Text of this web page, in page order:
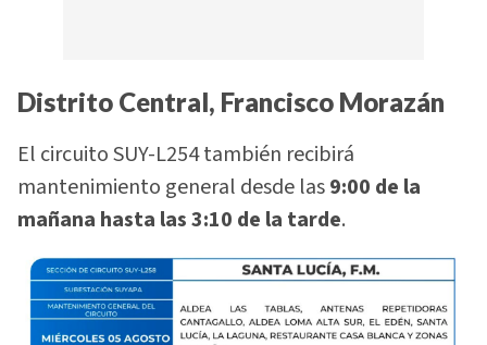
Distrito Central, Francisco Morazán
El circuito SUY-L254 también recibirá
mantenimiento general desde las9:00 de la
mañana hasta las 3:10 de la tarde.